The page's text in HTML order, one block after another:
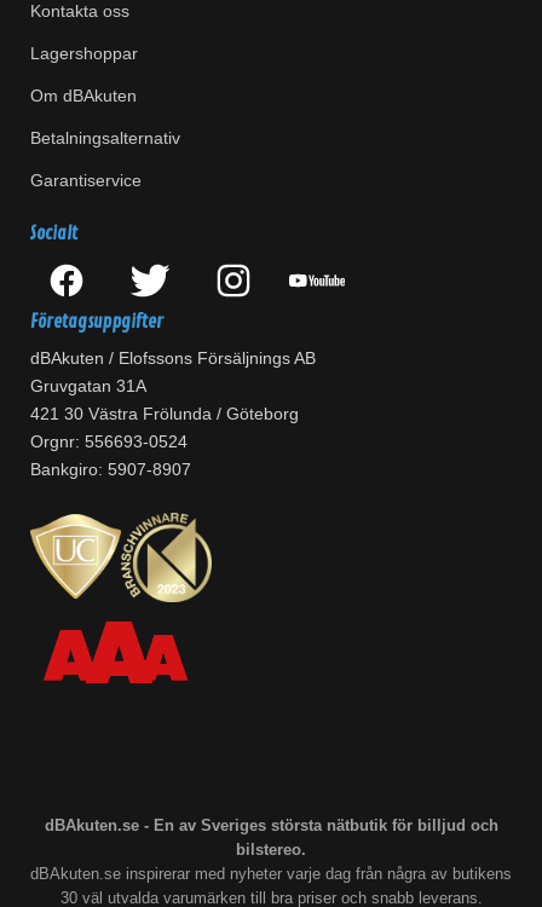
Kontakta oss
Lagershoppar
Om dBAkuten
Betalningsalternativ
Garantiservice
Socialt
Företagsuppgifter
dBAkuten / Elofssons Försäljnings AB
Gruvgatan 31A
421 30 Västra Frölunda / Göteborg
Orgnr: 556693-0524
Bankgiro: 5907-8907
dBAkuten.se - En av Sveriges största nätbutik för billjud och
bilstereo.
dBAkuten.se inspirerar med nyheter varje dag från några av butikens
30 väl utvalda varumärken till bra priser och snabb leverans.